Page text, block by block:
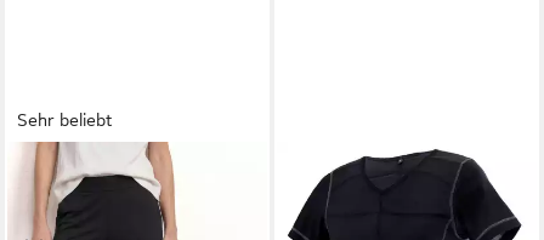
Sehr beliebt
STREET ONE
Stoffhose Style Emee im
Loose Fit
E.COOLINE
Funktionsshirt Powercool SX3
kühlendes T-Shirt - Kühlung